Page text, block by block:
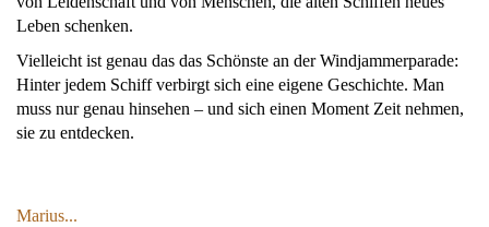
Leben schenken.
Vielleicht ist genau das das Schönste an der Windjammerparade:
Hinter jedem Schiff verbirgt sich eine eigene Geschichte. Man
muss nur genau hinsehen – und sich einen Moment Zeit nehmen,
sie zu entdecken.
Marius...